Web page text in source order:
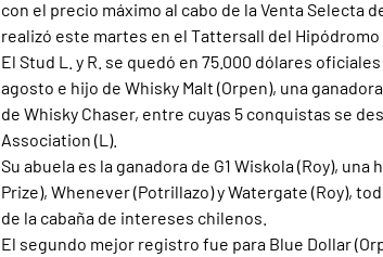
con el precio máximo al cabo de la Venta Selecta
realizó este martes en el Tattersall del Hipódromo
El Stud L. y R. se quedó en 75.000 dólares
agosto e hijo de Whisky Malt (Orpen), una
de Whisky Chaser, entre cuyas 5 conquistas se
Association (L).
Su abuela es la ganadora de G1 Wiskola (Roy),
Prize), Whenever (Potrillazo) y Watergate (Roy),
de la cabaña de intereses chilenos.
El segundo mejor registro fue para Blue Dollar